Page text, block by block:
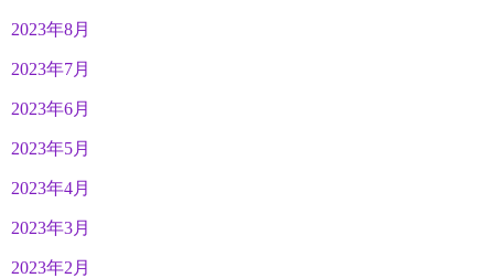
2023年8月
2023年7月
2023年6月
2023年5月
2023年4月
2023年3月
2023年2月